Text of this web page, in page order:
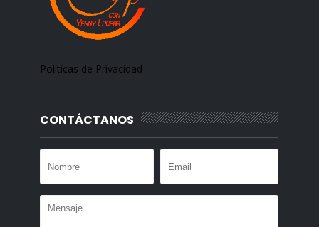
Políticas de Privacidad
CONTÁCTANOS